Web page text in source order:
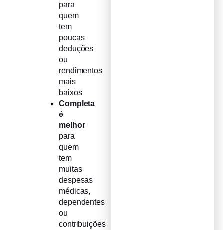
para
quem
tem
poucas
deduções
ou
rendimentos
mais
baixos
Completa
é
melhor
para
quem
tem
muitas
despesas
médicas,
dependentes
ou
contribuições